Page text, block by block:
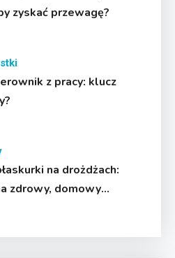
zyskać przewagę?
z pracy: klucz
na drożdżach:
zdrowy, domowy